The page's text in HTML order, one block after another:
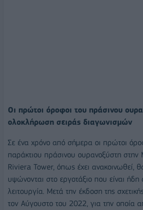
Οι πρώτοι όροφοι του πράσινου
ολοκλήρωση σειράς διαγωνισμών
Σε ένα χρόνο από σήμερα οι πρώτοι
παράκτιου πράσινου ουρανοξύστη στην
Riviera Tower, όπως έχει ανακοινωθεί,
υψώνονται στο εργοτάξιο που είναι
λειτουργία. Μετά την έκδοση της
τον Αύγουστο του 2022, για την οποία